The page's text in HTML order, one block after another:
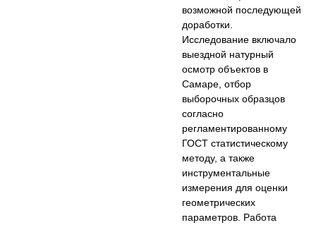
возможной последующей
доработки.
Исследование включало
выездной натурный
осмотр объектов в
Самаре, отбор
выборочных образцов
согласно
регламентированному
ГОСТ статистическому
методу, а также
инструментальные
измерения для оценки
геометрических
параметров. Работа